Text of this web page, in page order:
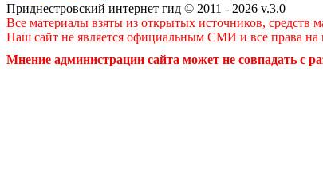
Приднестровский интернет гид © 2011 - 2026 v.3.0
Все материалы взяты из открытых источников, средств
Наш сайт не является официальным СМИ и все права на
Мнение администрации сайта может не совпадать с